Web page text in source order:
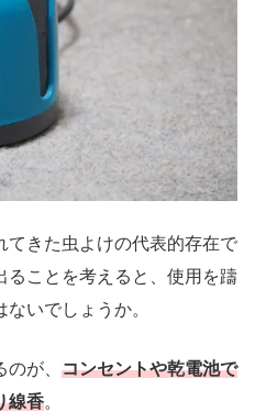
てきた虫よけの代表的存在で
ることを考えると、使用を躊
いでしょうか。
が、 コンセントや乾電池で
線香。